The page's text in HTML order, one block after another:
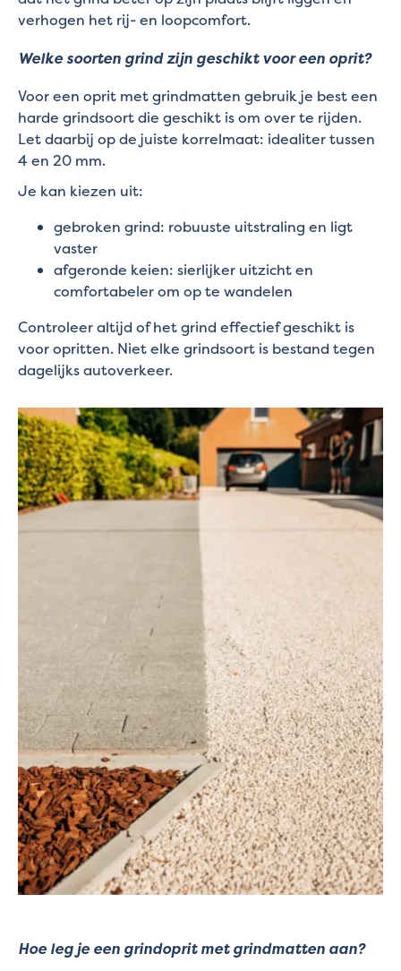
verhogen het rij- en loopcomfort.
Welke soorten grind zijn geschikt voor een oprit?
Voor een oprit met grindmatten gebruik je best een
harde grindsoort die geschikt is om over te rijden.
Let daarbij op de juiste korrelmaat: idealiter tussen
4 en 20 mm.
Je kan kiezen uit:
gebroken grind: robuuste uitstraling en ligt
vaster
afgeronde keien: sierlijker uitzicht en
comfortabeler om op te wandelen
Controleer altijd of het grind effectief geschikt is
voor opritten. Niet elke grindsoort is bestand tegen
dagelijks autoverkeer.
Hoe leg je een grindoprit met grindmatten aan?